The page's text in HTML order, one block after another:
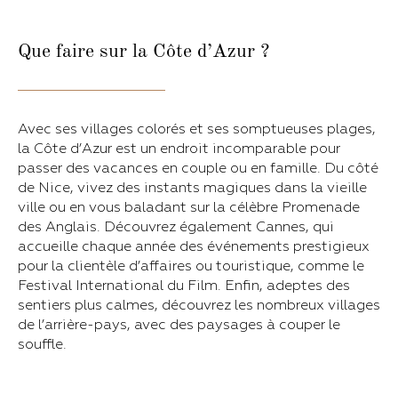
Que faire sur la Côte d’Azur ?
Avec ses villages colorés et ses somptueuses plages,
la Côte d’Azur est un endroit incomparable pour
passer des vacances en couple ou en famille. Du côté
de Nice, vivez des instants magiques dans la vieille
ville ou en vous baladant sur la célèbre Promenade
des Anglais. Découvrez également Cannes, qui
accueille chaque année des événements prestigieux
pour la clientèle d’affaires ou touristique, comme le
Festival International du Film. Enfin, adeptes des
sentiers plus calmes, découvrez les nombreux villages
de l’arrière-pays, avec des paysages à couper le
souffle.